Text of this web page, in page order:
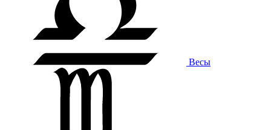
Весы